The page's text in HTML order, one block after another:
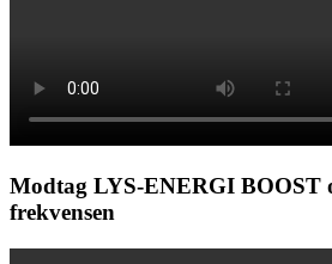
Modtag LYS-ENERGI BOOST
frekvensen